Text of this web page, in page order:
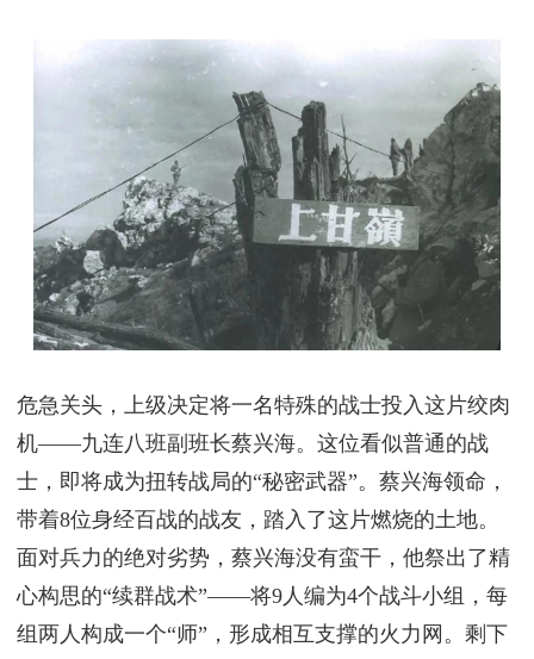
危急关头，上级决定将一名特殊的战士投入这片绞肉
机——九连八班副班长蔡兴海。这位看似普通的战
士，即将成为扭转战局的“秘密武器”。蔡兴海领命，
带着8位身经百战的战友，踏入了这片燃烧的土地。
面对兵力的绝对劣势，蔡兴海没有蛮干，他祭出了精
心构思的“续群战术”——将9人编为4个战斗小组，每
组两人构成一个“师”，形成相互支撑的火力网。剩下